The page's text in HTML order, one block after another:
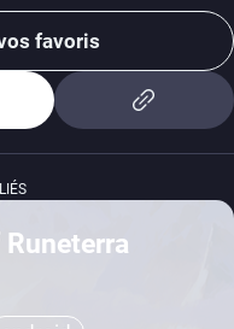
favoris
Runeterra